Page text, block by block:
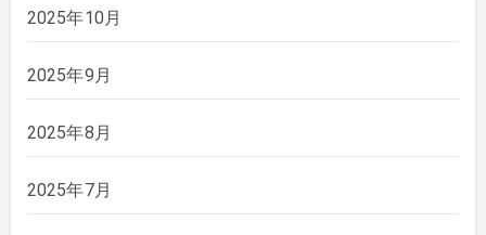
2025年10月
2025年9月
2025年8月
2025年7月